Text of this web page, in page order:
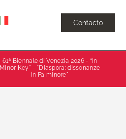
Contacto
61ª Biennale di Venezia 2026 - “In
Minor Key" - "Diaspora: dissonanze
in Fa minore"